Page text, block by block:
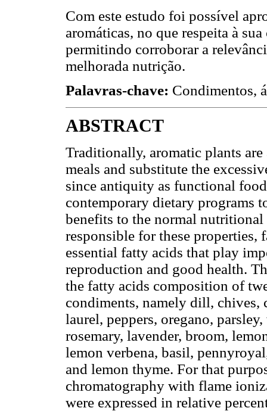
Com este estudo foi possível
aromáticas, no que respeita à
permitindo corroborar a
melhorada nutrição.
Palavras-chave: Condimentos,
ABSTRACT
Traditionally, aromatic plants
meals and substitute the
since antiquity as functional
contemporary dietary programs
benefits to the normal
responsible for these
essential fatty acids that play
reproduction and good health.
the fatty acids composition of
condiments, namely dill, chives,
laurel, peppers, oregano,
rosemary, lavender, broom,
lemon verbena, basil,
and lemon thyme. For that
chromatography with flame
were expressed in relative